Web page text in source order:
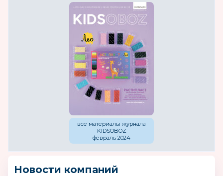
все материалы журнала
KIDSOBOZ
февраль 2024
Новости компаний